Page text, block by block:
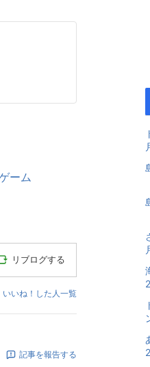
ーム
リブログする
いいね！した人一覧
記事を報告する